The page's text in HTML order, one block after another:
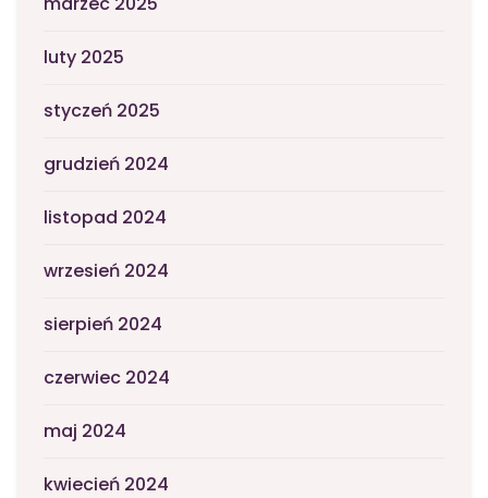
luty 2025
styczeń 2025
grudzień 2024
listopad 2024
wrzesień 2024
sierpień 2024
czerwiec 2024
maj 2024
kwiecień 2024